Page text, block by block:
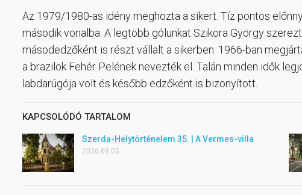
Az 1979/1980-as idény meghozta a sikert. Tíz pontos
második vonalba. A legtöbb gólunkat Szikora György
másodedzőként is részt vállalt a sikerben. 1966-ban
a brazilok Fehér Pelének nevezték el. Talán minden idők
labdarúgója volt és később edzőként is bizonyított.
KAPCSOLÓDÓ TARTALOM
Szerda-Helytörténelem 35. | A Vermes-villa
2026.08.05.